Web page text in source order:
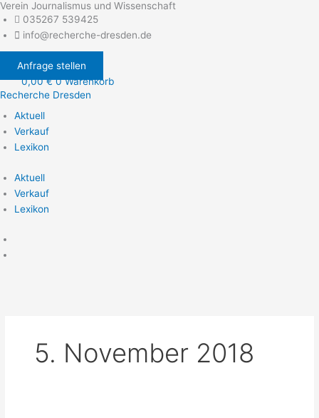
Zum
Inhalt
springen
Verein Journalismus und Wissenschaft
035267 539425
info@recherche-dresden.de
Anfrage stellen
0,00€ 0 Warenkorb
Recherche Dresden
Aktuell
Verkauf
Lexikon
Aktuell
Verkauf
Lexikon
5. November 2018